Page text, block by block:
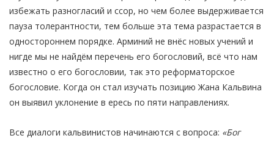
избежать разногласий и ссор, но чем более выдерживается
пауза толерантности, тем больше эта тема разрастается в
одностороннем порядке. Арминий не внёс новых учений и
нигде мы не найдём перечень его богословий, всё что нам
известно о его богословии, так это реформаторское
богословие. Когда он стал изучать позицию Жана Кальвина
он выявил уклонение в ересь по пяти направлениях.
Все диалоги кальвинистов начинаются с вопроса: «Бог